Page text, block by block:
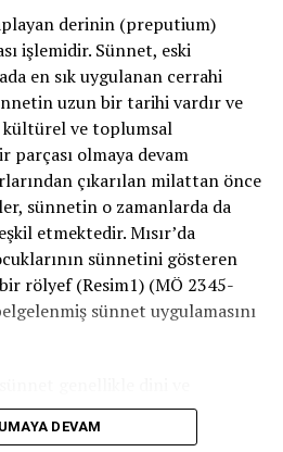
özel durumlarda bilhassa
çıkıyorsa yahut yalnızca
varsa muhtemel bir karın içi kitle
açısında araştırma
bir semptom yahut
oluşturmuyorsa tedavi gerekli
tipi destekleyiciler
ve çok rahatsız ediciyse,
ve buna bağlı infertilite
Ayrıyeten ergenlik
takip edilmeli ve testis
yeniden opersyon
ile tesbit edilen elle
derinin (preputium)
işlemidir. Sünnet, eski
en sık uygulanan cerrahi
uzun bir tarihi vardır ve
ve toplumsal
parçası olmaya devam
çıkarılan milattan önce
sünnetin o zamanlarda da
etmektedir. Mısır’da
sünnetini gösteren
rölyef (Resim1) (MÖ 2345-
sünnet uygulamasını
Ancak bazı tıbbi
amaçlarla gerçekleştirilen
DEVAM